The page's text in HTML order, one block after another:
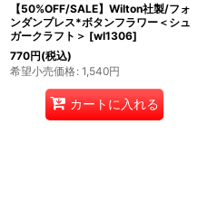
【50%OFF/SALE】Wilton社製/フォ
ンダンプレス*ボタンフラワー＜シュ
ガークラフト＞ [wl1306]
770円(税込)
希望小売価格: 1,540円
カートに入れる